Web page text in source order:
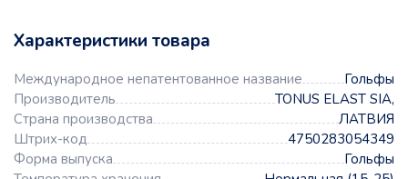
Характеристики товара
Международное непатентованное название
Гольфы
Производитель
TONUS ELAST SIA,
Страна производства
ЛАТВИЯ
Штрих-код
4750283054349
Форма выпуска
Гольфы